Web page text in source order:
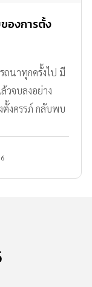
องการตั้ง
ถนาทุกครั้งไป มี
จบลงอย่าง
ตั้งครรภ์ กลับพบ